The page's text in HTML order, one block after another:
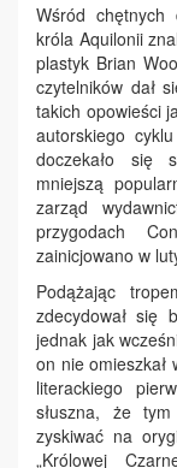
Wśród chętnych
króla Aquilonii
plastyk Brian
czytelników dał
takich opowieści
autorskiego
doczekało się
mniejszą
zarząd
przygodach
zainicjowano w
Podążając
zdecydował się
jednak jak
on nie omieszkał
literackiego
słuszna, że
zyskiwać na
„Królowej